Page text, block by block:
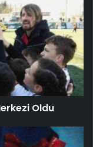
Oldu